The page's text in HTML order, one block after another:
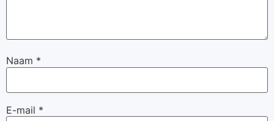
Naam *
E-mail *